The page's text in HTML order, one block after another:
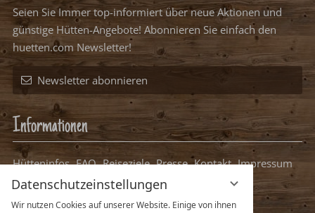
Datenschutzeinstellungen
Wir nutzen Cookies auf unserer Website. Einige von ihnen
Seien Sie Immer top-informiert über neue Aktionen und
günstige Hütten-Angebote! Abonnieren Sie einfach den
huetten.com Newsletter!
Newsletter abonnieren
Informationen
Hütteninfos FAQ Reiseziele Presse Kontakt Impressum
Datenschutz
Datenschutzeinstellungen
Packliste Hüttenurlaub